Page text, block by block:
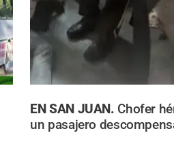
EN SAN JUAN. Chofer
un pasajero